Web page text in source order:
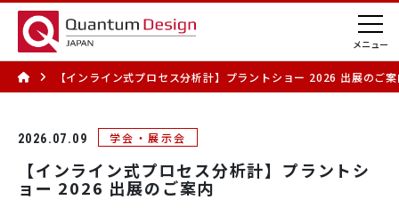
【インライン式プロセス分析計】プラントショー 2026 出展のご
2026.07.09 学会・展示会
【インライン式プロセス分析計】プラントシ
ョー 2026 出展のご案内